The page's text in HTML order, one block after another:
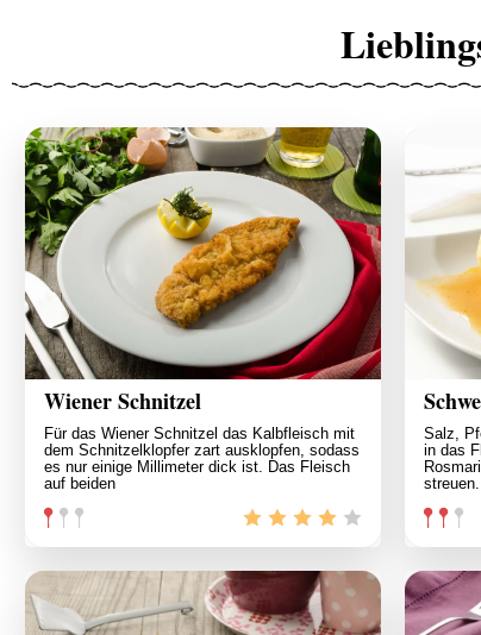
Wiener Schnitzel
Für das Wiener Schnitzel das Kalbfleisch mit
dem Schnitzelklopfer zart ausklopfen, sodass
es nur einige Millimeter dick ist. Das Fleisch
auf beiden
Salz,
in das